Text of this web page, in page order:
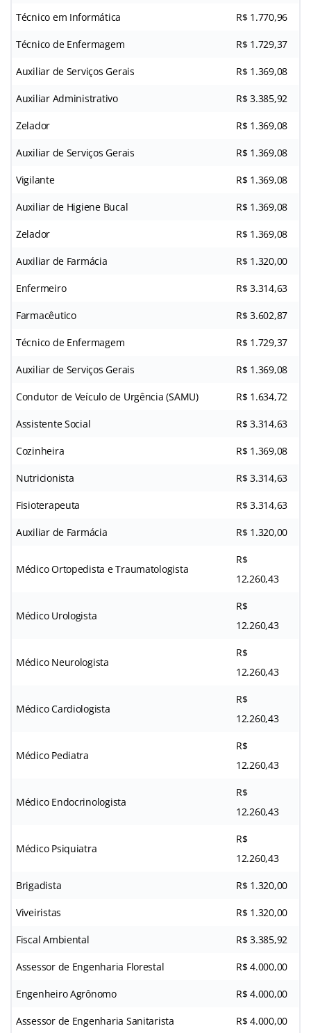
Técnico em Informática R$ 1.770,96
Técnico de Enfermagem R$ 1.729,37
Auxiliar de Serviços Gerais R$ 1.369,08
Auxiliar Administrativo R$ 3.385,92
Zelador R$ 1.369,08
Auxiliar de Serviços Gerais R$ 1.369,08
Vigilante R$ 1.369,08
Auxiliar de Higiene Bucal R$ 1.369,08
Zelador R$ 1.369,08
Auxiliar de Farmácia R$ 1.320,00
Enfermeiro R$ 3.314,63
Farmacêutico R$ 3.602,87
Técnico de Enfermagem R$ 1.729,37
Auxiliar de Serviços Gerais R$ 1.369,08
Condutor de Veículo de Urgência (SAMU) R$ 1.634,72
Assistente Social R$ 3.314,63
Cozinheira R$ 1.369,08
Nutricionista R$ 3.314,63
Fisioterapeuta R$ 3.314,63
Auxiliar de Farmácia R$ 1.320,00
Médico Ortopedista e Traumatologista
R$
12.260,43
Médico Urologista
R$
12.260,43
Médico Neurologista
R$
12.260,43
Médico Cardiologista
R$
12.260,43
Médico Pediatra
R$
12.260,43
Médico Endocrinologista
R$
12.260,43
Médico Psiquiatra
R$
12.260,43
Brigadista R$ 1.320,00
Viveiristas R$ 1.320,00
Fiscal Ambiental R$ 3.385,92
Assessor de Engenharia Florestal R$ 4.000,00
Engenheiro Agrônomo R$ 4.000,00
Assessor de Engenharia Sanitarista R$ 4.000,00